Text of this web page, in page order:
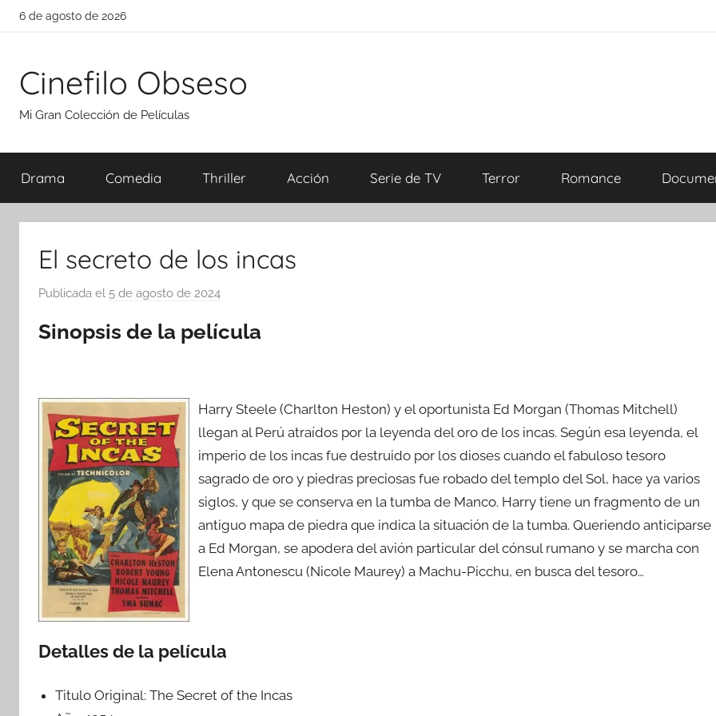
Saltar
6 de agosto de 2026
Cinefilo Obseso
Mi Gran Colección de Películas
Drama Comedia Thriller Acción Serie de TV Terror Romance
El secreto de los incas
Publicada el 5 de agosto de 2024
r
Sinopsis de la película
Harry Steele (Charlton Heston) y el oportunista Ed Morgan (Thomas Mitchell)
llegan al Perú atraídos por la leyenda del oro de los incas. Según esa leyenda, el
imperio de los incas fue destruido por los dioses cuando el fabuloso tesoro
sagrado de oro y piedras preciosas fue robado del templo del Sol, hace ya varios
siglos, y que se conserva en la tumba de Manco. Harry tiene un fragmento de un
antiguo mapa de piedra que indica la situación de la tumba. Queriendo anticiparse
a Ed Morgan, se apodera del avión particular del cónsul rumano y se marcha con
Elena Antonescu (Nicole Maurey) a Machu-Picchu, en busca del tesoro…
Detalles de la película
Titulo Original:The Secret of the Incas